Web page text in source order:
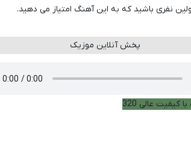
نفری باشید که به این آهنگ امتیاز می دهید.
پخش آنلاین موزیک
کیفیت عالی 320